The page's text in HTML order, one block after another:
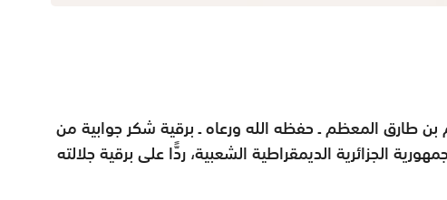
طارق المعظم ـ حفظه الله ورعاه ـ برقية شكر جوابية من
الجزائرية الديمقراطية الشعبية، ردًّا على برقية جلالته